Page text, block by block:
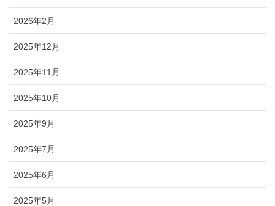
2026年2月
2025年12月
2025年11月
2025年10月
2025年9月
2025年7月
2025年6月
2025年5月